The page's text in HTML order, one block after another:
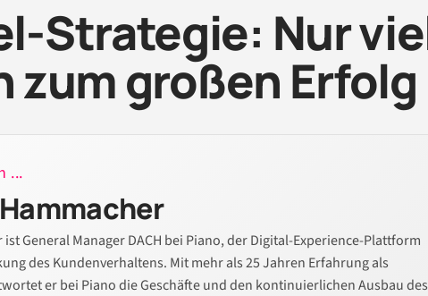
Strategie: Nur
zum großen Erfolg
...
General Manager DACH bei Piano, der Digital-Experience-Plattform
des Kundenverhaltens. Mit mehr als 25 Jahren Erfahrung als
er bei Piano die Geschäfte und den kontinuierlichen Ausbau des